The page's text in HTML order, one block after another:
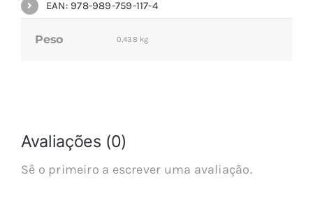
EAN: 978-989-759-117-4
Peso 0,438 kg
Avaliações (0)
Sê o primeiro a escrever uma avaliação.